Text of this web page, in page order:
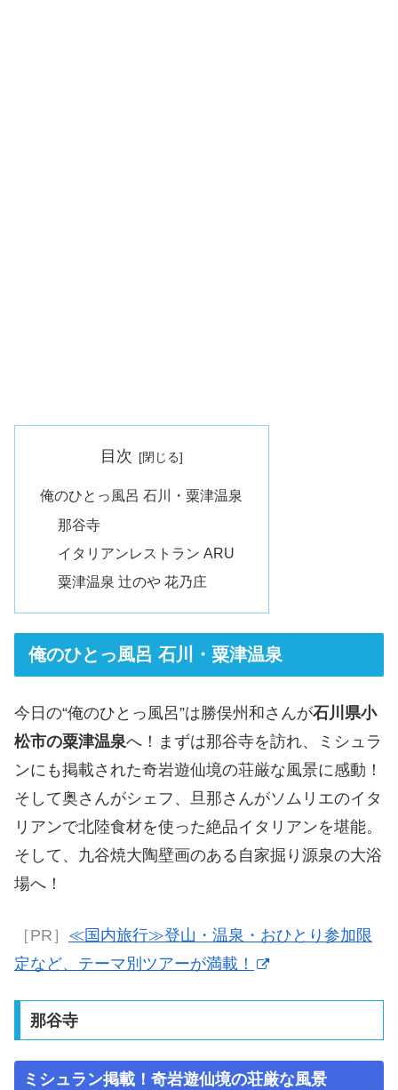
目次
俺のひとっ風呂 石川・粟津温泉
那谷寺
イタリアンレストラン ARU
粟津温泉 辻のや 花乃庄
俺のひとっ風呂 石川・粟津温泉
今日の“俺のひとっ風呂”は勝俣州和さんが石川県小
松市の粟津温泉へ！まずは那谷寺を訪れ、ミシュラ
ンにも掲載された奇岩遊仙境の荘厳な風景に感動！
そして奥さんがシェフ、旦那さんがソムリエのイタ
リアンで北陸食材を使った絶品イタリアンを堪能。
そして、九谷焼大陶壁画のある自家掘り源泉の大浴
場へ！
［PR］ ≪国内旅行≫登山・温泉・おひとり参加限
定など、テーマ別ツアーが満載！
那谷寺
ミシュラン掲載！奇岩遊仙境の荘厳な風景